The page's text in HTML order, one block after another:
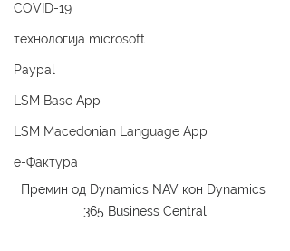
COVID-19
технологија microsoft
Paypal
LSM Base App
LSM Macedonian Language App
е-Фактура
Премин од Dynamics NAV кон Dynamics
365 Business Central